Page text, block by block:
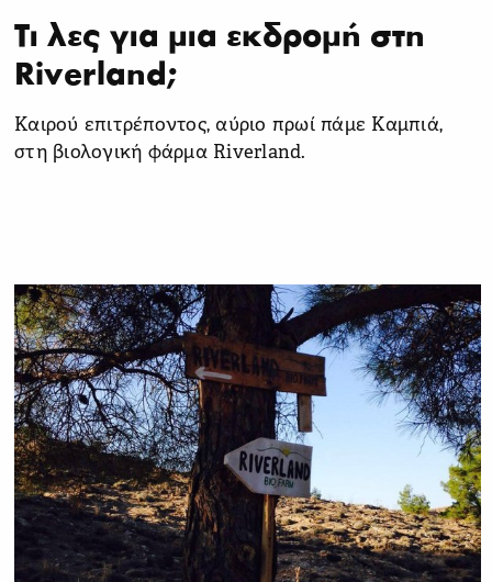
Τι λες για μια εκδρομή στη
Riverland;
Καιρού επιτρέποντος, αύριο πρωί πάμε Καμπιά,
στη βιολογική φάρμα Riverland.